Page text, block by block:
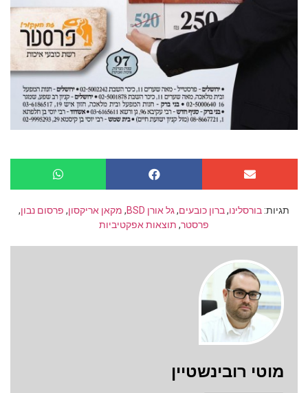
תגיות: בורסלינו,ברון כובעים,גל אורן BSD , מקאן אריקסון, פרסום נבון,
פרסטר, תוצאות אפקטיביות
מוטי רובינשטיין